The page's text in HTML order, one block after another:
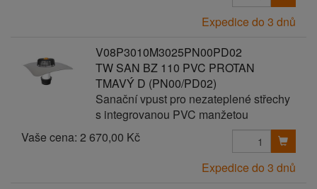
Expedice do 3 dnů
V08P3010M3025PN00PD02
TW SAN BZ 110 PVC PROTAN
TMAVÝ D (PN00/PD02)
Sanační vpust pro nezateplené střechy
s integrovanou PVC manžetou
Vaše cena: 2 670,00 Kč
Expedice do 3 dnů